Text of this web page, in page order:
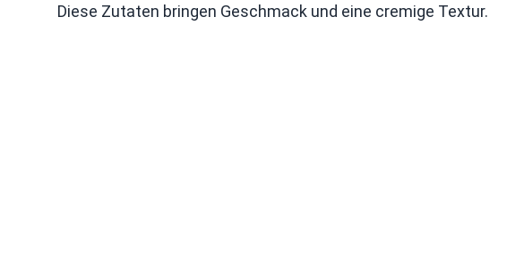
Diese Zutaten bringen Geschmack und eine cremige Textur.